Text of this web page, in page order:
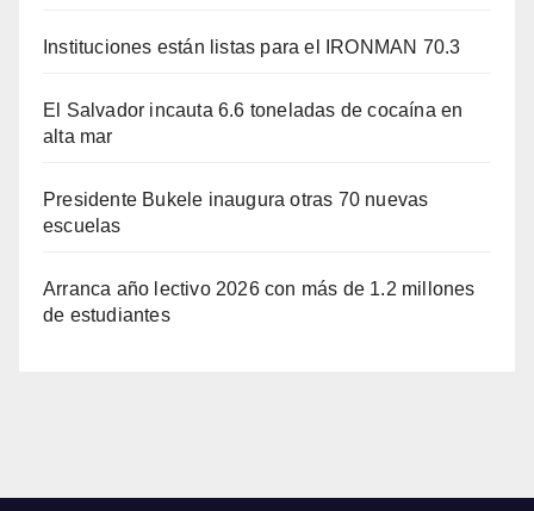
Instituciones están listas para el IRONMAN 70.3
El Salvador incauta 6.6 toneladas de cocaína en
alta mar
Presidente Bukele inaugura otras 70 nuevas
escuelas
Arranca año lectivo 2026 con más de 1.2 millones
de estudiantes